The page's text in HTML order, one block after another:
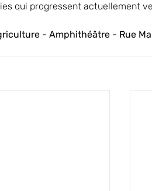
qui progressent actuellement
- Amphithéâtre - Rue